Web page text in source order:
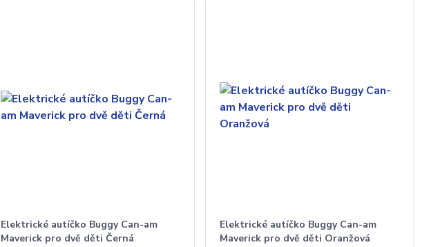
Elektrické autíčko Buggy Can-am
Maverick pro dvě děti Černá
Elektrické autíčko Buggy Can-am
Maverick pro dvě děti Oranžová